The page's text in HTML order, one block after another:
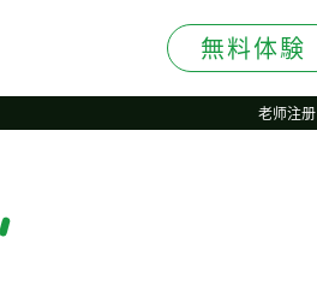
無料体験
老师注册